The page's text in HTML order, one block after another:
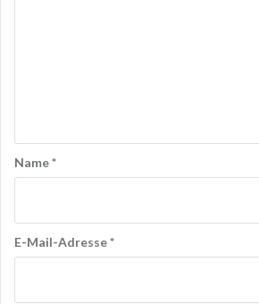
Name*
E-Mail-Adresse*